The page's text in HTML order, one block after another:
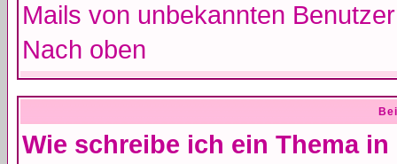
Mails von unbekannten
Nach oben
Wie schreibe ich ein Thema